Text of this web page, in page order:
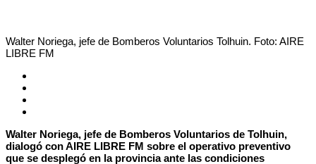
Walter Noriega, jefe de Bomberos Voluntarios Tolhuin. Foto: AIRE
LIBRE FM
Walter Noriega, jefe de Bomberos Voluntarios de Tolhuin,
dialogó con AIRE LIBRE FM sobre el operativo preventivo
que se desplegó en la provincia ante las condiciones